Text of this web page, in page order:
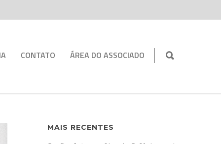
CONTATO ÁREA DO ASSOCIADO
MAIS RECENTES